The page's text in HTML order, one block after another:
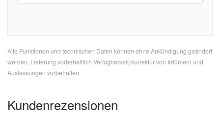
Alle Funktionen und technischen Daten können ohne Ankündigung geändert
werden, Lieferung vorbehaltlich Verfügbarkeit,Korrektur von Irrtümern und
Auslassungen vorbehalten.
Kundenrezensionen